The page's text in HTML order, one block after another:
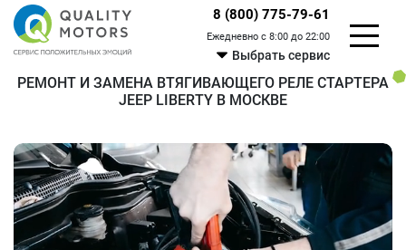
8 (800) 775-79-61
Ежедневно с 8:00 до 22:00
Выбрать сервис
РЕМОНТ И ЗАМЕНА ВТЯГИВАЮЩЕГО РЕЛЕ СТАРТЕРА
JEEP LIBERTY В МОСКВЕ